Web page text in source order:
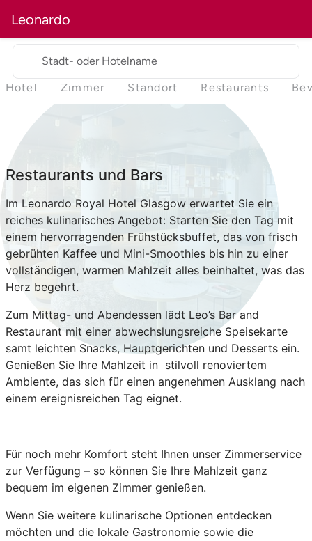
Leonardo
Stadt- oder Hotelname
Hotel Zimmer Standort Restaurants
Restaurants und Bars
Im Leonardo Royal Hotel Glasgow erwartet Sie ein
reiches kulinarisches Angebot: Starten Sie den Tag mit
einem hervorragenden Frühstücksbuffet, das von frisch
gebrühten Kaffee und Mini-Smoothies bis hin zu einer
vollständigen, warmen Mahlzeit alles beinhaltet, was das
Herz begehrt.
Zum Mittag- und Abendessen lädt Leo’s Bar and
Restaurant mit einer abwechslungsreiche Speisekarte
samt leichten Snacks, Hauptgerichten und Desserts ein.
Genießen Sie Ihre Mahlzeit in stilvoll renoviertem
Ambiente, das sich für einen angenehmen Ausklang nach
einem ereignisreichen Tag eignet.
Für noch mehr Komfort steht Ihnen unser Zimmerservice
zur Verfügung – so können Sie Ihre Mahlzeit ganz
bequem im eigenen Zimmer genießen.
Wenn Sie weitere kulinarische Optionen entdecken
möchten und die lokale Gastronomie sowie die